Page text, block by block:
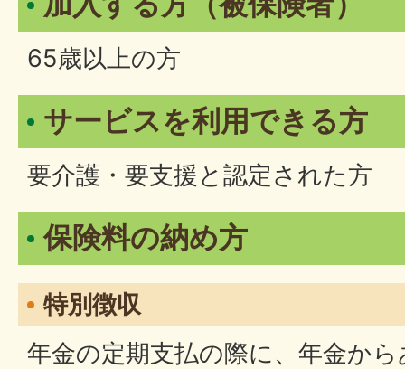
65歳以上の方
サービスを利用できる方
要介護・要支援と認定された方
保険料の納め方
特別徴収
年金の定期支払の際に、年金か